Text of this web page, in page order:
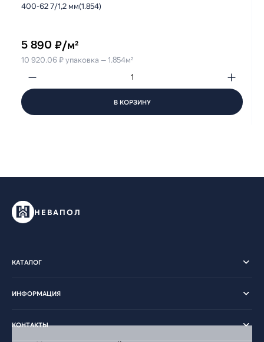
400-62 7/1,2 мм(1.854)
5 890 ₽/м²
10 920.06 ₽ упаковка — 1.854м²
В КОРЗИНУ
НЕВАПОЛ
КАТАЛОГ
ИНФОРМАЦИЯ
КОНТАКТЫ